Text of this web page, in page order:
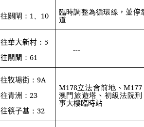
往關閘： 1 10 臨時調整為循環線 ，並停
道
往華大新村 ：5
往關閘 ： 61
---
往牧場街 ：9A
往青洲： 23
往筷子基 ： 32
M178立法會前地 、M177
澳門旅遊塔 、 初級法院刑
事大樓臨時站